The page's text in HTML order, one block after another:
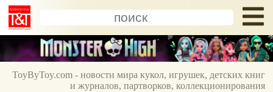
ToyByToy.com - новости мира кукол, игрушек, детских книг
и журналов, партворков, коллекционирования